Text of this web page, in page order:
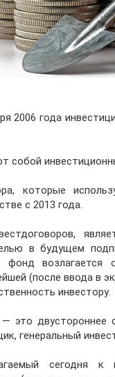
2006 года
собой
которые
с 2013 года.
в будущем
возлагается
(после ввода в
инвестору.
это двустороннее
генеральный
сегодня к